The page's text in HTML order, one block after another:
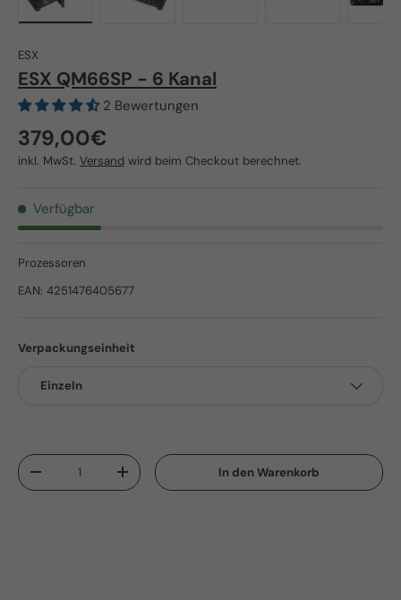
ESX
ESX QM66SP - 6 Kanal
2 Bewertungen
Normaler Preis
379,00€
inkl. MwSt. Versand wird beim Checkout berechnet.
Verfügbar
Prozessoren
EAN: 4251476405677
Verpackungseinheit
Einzeln
Anzahl
Menge verringernMenge erhöhen In den Warenkorb